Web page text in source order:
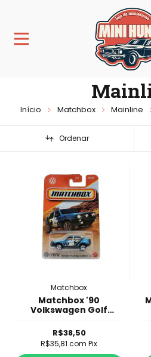
Início Matchbox Mainline
Ordenar
Matchbox
Matchbox '90
Volkswagen Golf
R$38,50
R$35,81com Pix